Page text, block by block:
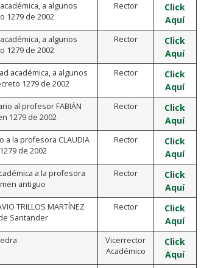
a algunos
1279 de 2002
Rector
Click
Aquí
a algunos
1279 de 2002
Rector
Click
Aquí
académica, a algunos
1279 de 2002
Rector
Click
Aquí
al profesor FABIÁN
1279 de 2002
Rector
Click
Aquí
la profesora CLAUDIA
de 2002
Rector
Click
Aquí
a la profesora
antiguo
Rector
Click
Aquí
TRILLOS MARTÍNEZ
Santander
Rector
Click
Aquí
Vicerrector
Académico
Click
Aquí